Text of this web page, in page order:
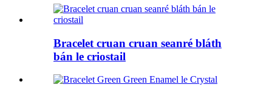
Bracelet cruan cruan seanré bláth
bán le criostail